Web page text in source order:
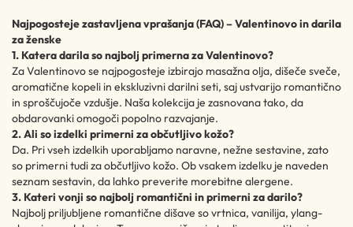
Najpogosteje zastavljena vprašanja (FAQ) – Valentinovo in darila
za ženske
1. Katera darila so najbolj primerna za Valentinovo?
Za Valentinovo se najpogosteje izbirajo masažna olja, dišeče sveče,
aromatične kopeli in ekskluzivni darilni seti, saj ustvarijo romantično
in sproščujoče vzdušje. Naša kolekcija je zasnovana tako, da
obdarovanki omogoči popolno razvajanje.
2. Ali so izdelki primerni za občutljivo kožo?
Da. Pri vseh izdelkih uporabljamo naravne, nežne sestavine, zato
so primerni tudi za občutljivo kožo. Ob vsakem izdelku je naveden
seznam sestavin, da lahko preverite morebitne alergene.
3. Kateri vonji so najbolj romantični in primerni za darilo?
Najbolj priljubljene romantične dišave so vrtnica, vanilija, ylang-